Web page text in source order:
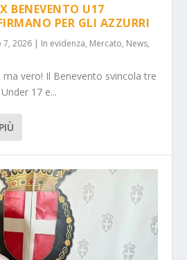
BENEVENTO U17
PER GLI AZZURRI
7, 2026 | In evidenza, Mercato, News,
ma vero! Il Benevento svincola tre
17 e...